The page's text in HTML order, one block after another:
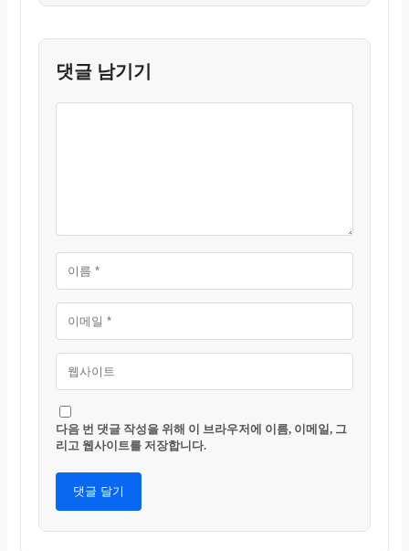
댓글 남기기
다음 번 댓글 작성을 위해 이 브라우저에 이름, 이메일, 그
리고 웹사이트를 저장합니다.